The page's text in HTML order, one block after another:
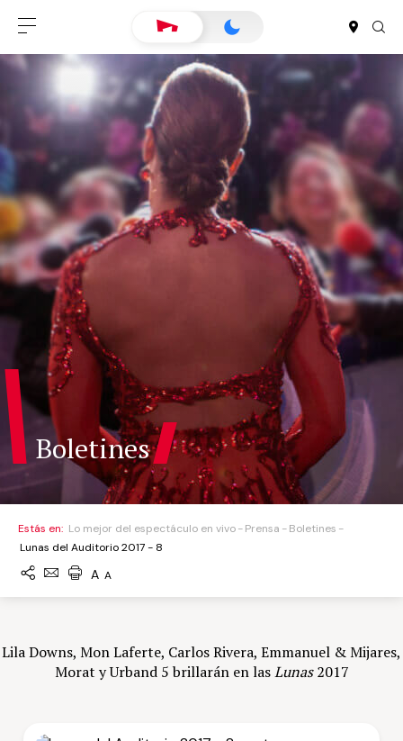
Boletines
Estás en: Lo mejor del espectáculo en vivo Prensa
Boletines
Lunas del Auditorio 2017 - 8
A A
Lila Downs, Mon Laferte, Carlos Rivera, Emmanuel & Mijares,
Morat y Urband 5 brillarán en lasLunas2017